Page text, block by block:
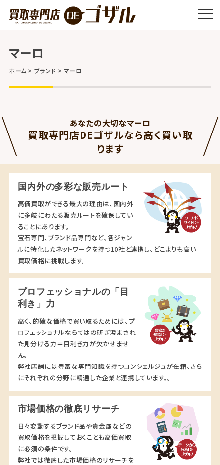
マーロ
ホーム ブランド マーロ
あなたの大切なマーロ
買取専門店DEゴザルなら高く買い取
ります
国内外の多彩な販売ルート
高価買取ができる最大の理由は、国内外
に多岐にわたる販売ルートを確保してい
ることにあります。
宝石専門、ブランド品専門など、各ジャン
ルに特化したネットワークを持つ10社と連携し、どこよりも高い
買取価格に挑戦します。
プロフェッショナルの「目
利き」力
高く、的確な価格で買い取るためには、プ
ロフェッショナルならではの研ぎ澄まされ
た見分ける力＝目利き力が欠かせませ
ん。
弊社店舗には豊富な専門知識を持つコンシェルジュが在籍、さら
にそれぞれの分野に精通した企業と連携しています。。
市場価格の徹底リサーチ
日々変動するブランド品や貴金属などの
買取価格を把握しておくことも高価買取
に必須の条件です。
弊社では徹底した市場価格のリサーチを